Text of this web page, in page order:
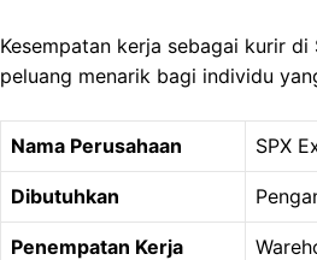
Kesempatan kerja sebagai kurir
peluang menarik bagi individu
Nama Perusahaan SPX
Dibutuhkan
Penempatan Kerja